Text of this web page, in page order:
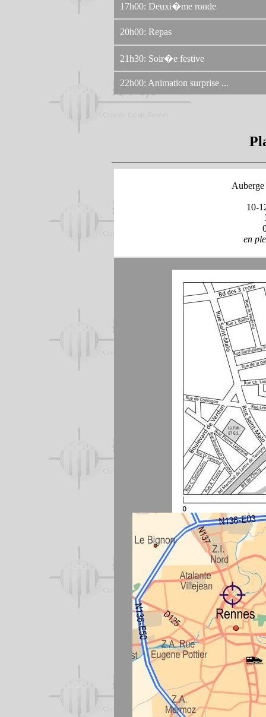
17h00: Deuxi�me ronde
20h00: Repas
21h30: Soir�e festive
22h00: Animation surprise ...
Auberge
10-
en